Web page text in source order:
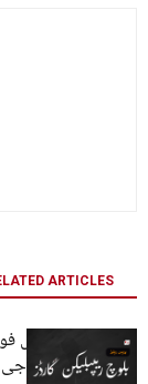
ARTICLES
کچھی میں قابض
جاری ہیں۔ بی آر جی